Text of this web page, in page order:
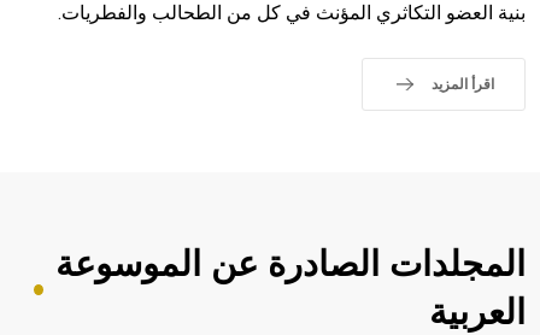
بنية العضو التكاثري المؤنث في كل من الطحالب والفطريات.
اقرأ المزيد
المجلدات الصادرة عن الموسوعة
العربية